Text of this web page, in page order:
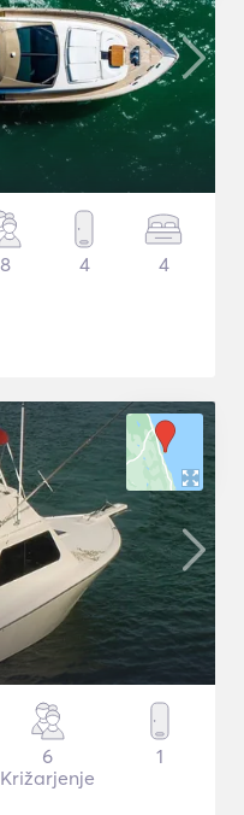
8 4 4
6
Križarjenje
1